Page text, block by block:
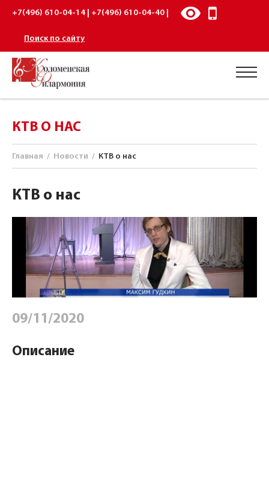
+7(496) 610-04-14 | +7(496) 610-04-40 |
Поиск по сайту
КТВ О НАС
Главная / Новости / КТВ о нас
КТВ о нас
09/11/2020
Описание